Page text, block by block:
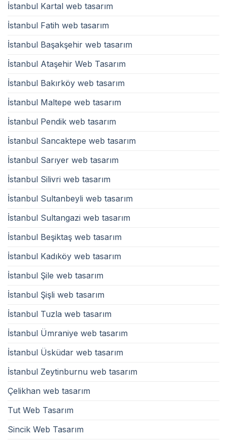
İstanbul Kartal web tasarım
İstanbul Fatih web tasarım
İstanbul Başakşehir web tasarım
İstanbul Ataşehir Web Tasarım
İstanbul Bakırköy web tasarım
İstanbul Maltepe web tasarım
İstanbul Pendik web tasarım
İstanbul Sancaktepe web tasarım
İstanbul Sarıyer web tasarım
İstanbul Silivri web tasarım
İstanbul Sultanbeyli web tasarım
İstanbul Sultangazi web tasarım
İstanbul Beşiktaş web tasarım
İstanbul Kadıköy web tasarım
İstanbul Şile web tasarım
İstanbul Şişli web tasarım
İstanbul Tuzla web tasarım
İstanbul Ümraniye web tasarım
İstanbul Üsküdar web tasarım
İstanbul Zeytinburnu web tasarım
Çelikhan web tasarım
Tut Web Tasarım
Sincik Web Tasarım